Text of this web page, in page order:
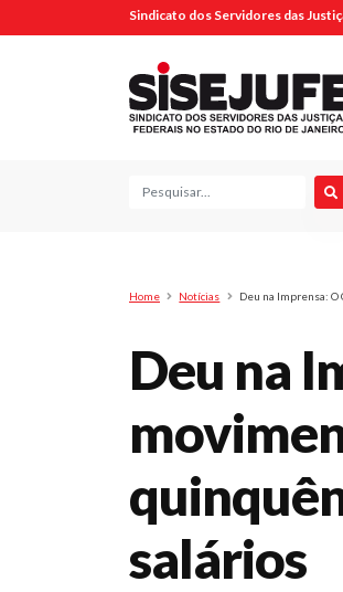
Sindicato dos Servidores das
Pesquisa
Home Notícias Deu na Imprensa:
Deu na
salários